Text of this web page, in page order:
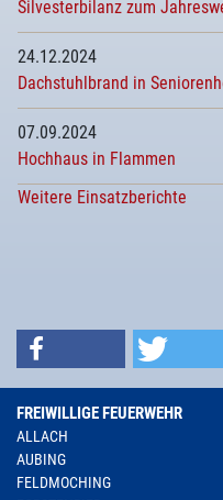
Silvesterbilanz zum
24.12.2024
Dachstuhlbrand in
07.09.2024
Hochhaus in Flammen
Weitere Einsatzberichte
FREIWILLIGE FEUERWEHR
ALLACH
AUBING
FELDMOCHING